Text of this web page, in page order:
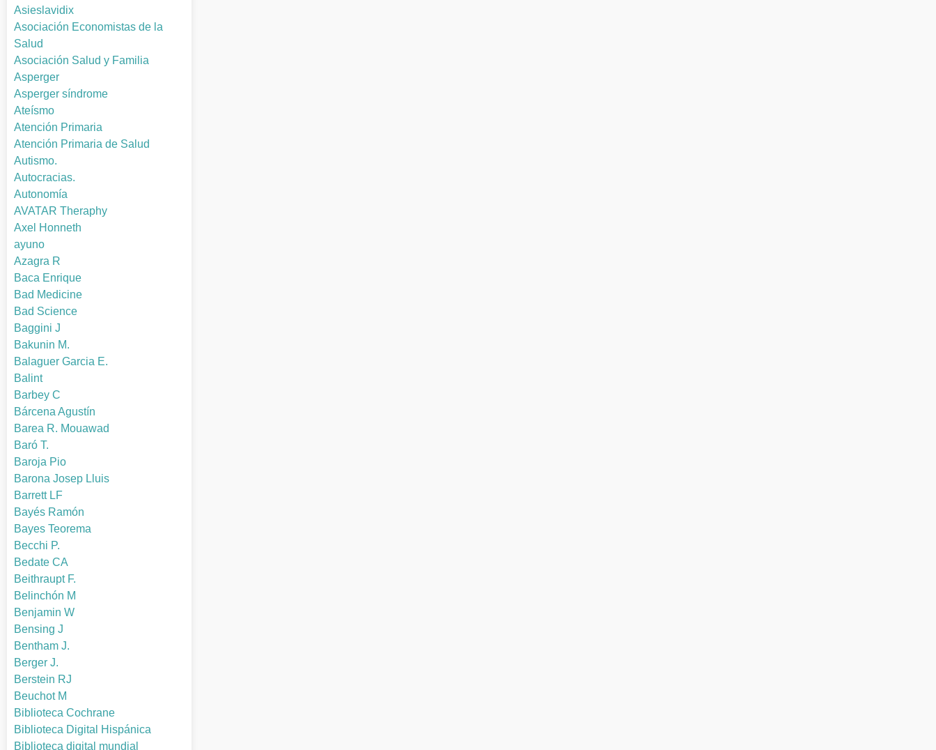
Asieslavidix
Asociación Economistas de la
Salud
Asociación Salud y Familia
Asperger
Asperger síndrome
Ateísmo
Atención Primaria
Atención Primaria de Salud
Autismo.
Autocracias.
Autonomía
AVATAR Theraphy
Axel Honneth
ayuno
Azagra R
Baca Enrique
Bad Medicine
Bad Science
Baggini J
Bakunin M.
Balaguer Garcia E.
Balint
Barbey C
Bárcena Agustín
Barea R. Mouawad
Baró T.
Baroja Pio
Barona Josep Lluis
Barrett LF
Bayés Ramón
Bayes Teorema
Becchi P.
Bedate CA
Beithraupt F.
Belinchón M
Benjamin W
Bensing J
Bentham J.
Berger J.
Berstein RJ
Beuchot M
Biblioteca Cochrane
Biblioteca Digital Hispánica
Biblioteca digital mundial